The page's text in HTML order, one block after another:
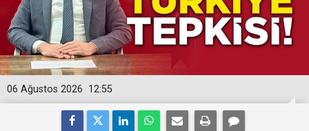
12:55
06 Ağustos 2026